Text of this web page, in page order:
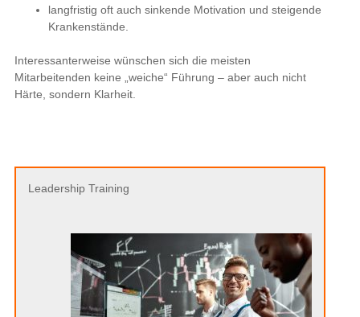
langfristig oft auch sinkende Motivation und steigende
Krankenstände.
Interessanterweise wünschen sich die meisten
Mitarbeitenden keine „weiche“ Führung – aber auch nicht
Härte, sondern Klarheit.
Leadership Training